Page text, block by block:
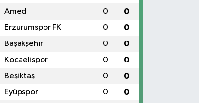
Amed 0 0
Erzurumspor FK 0 0
Başakşehir 0 0
Kocaelispor 0 0
Beşiktaş 0 0
Eyüpspor 0 0